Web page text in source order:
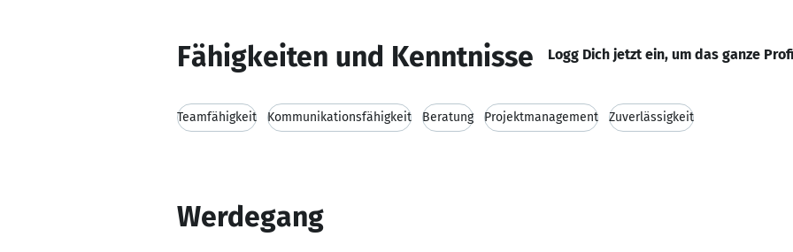
Fähigkeiten und Kenntnisse Logg Dich jetzt ein, um das ganze
Teamfähigkeit Kommunikationsfähigkeit Beratung Projektmanagement Zuverlässigkeit
Werdegang